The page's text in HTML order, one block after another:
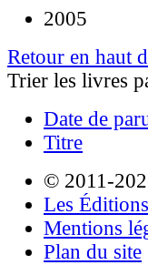
2005
Retour en haut
Trier les livres
Date de
Titre
© 2011-
Les
Mentions
Plan du site